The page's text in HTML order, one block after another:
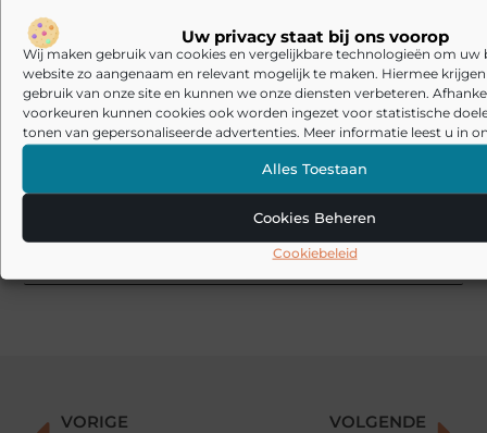
Uw privacy staat bij ons voorop
Wij maken gebruik van cookies en vergelijkbare technologieën om uw
website zo aangenaam en relevant mogelijk te maken. Hiermee
gebruik van onze site en kunnen we onze diensten verbeteren.
voorkeuren kunnen cookies ook worden ingezet voor statistische
tonen van gepersonaliseerde advertenties. Meer informatie leest u in
Alles Toestaan
Cookies Beheren
Cookiebeleid
Laminaat en pvc visgraat vloer: welke basis past bij jouw manier
van wonen?
De Beste Schoonmaakoplossingen: Stofzuiger met Zak en
Tapijtreiniger
Sunseeker Robotics presenteert X Gen 2-serie in Brussel en
brengt harmonie in de tuin tot leven
Veelgemaakte fouten bij akoestiek in huis: waarom oplossingen
Akoestische panelen combineren met interieur: zo maak je
akoestiek mooi in plaats van storend
VORIGE VOLGENDE